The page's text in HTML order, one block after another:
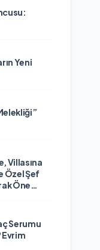
Yeni
Villasına
Özel Şef
Öne
Serumu